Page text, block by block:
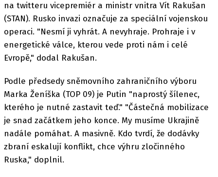
na twitteru vicepremiér a ministr vnitra Vít Rakušan
(STAN). Rusko invazi označuje za speciální vojenskou
operaci. "Nesmí ji vyhrát. A nevyhraje. Prohraje i v
energetické válce, kterou vede proti nám i celé
Evropě," dodal Rakušan.
Podle předsedy sněmovního zahraničního výboru
Marka Ženíška (TOP 09) je Putin "naprostý šílenec,
kterého je nutné zastavit teď." "Částečná mobilizace
je snad začátkem jeho konce. My musíme Ukrajině
nadále pomáhat. A masivně. Kdo tvrdí, že dodávky
zbraní eskalují konflikt, chce výhru zločinného
Ruska," doplnil.